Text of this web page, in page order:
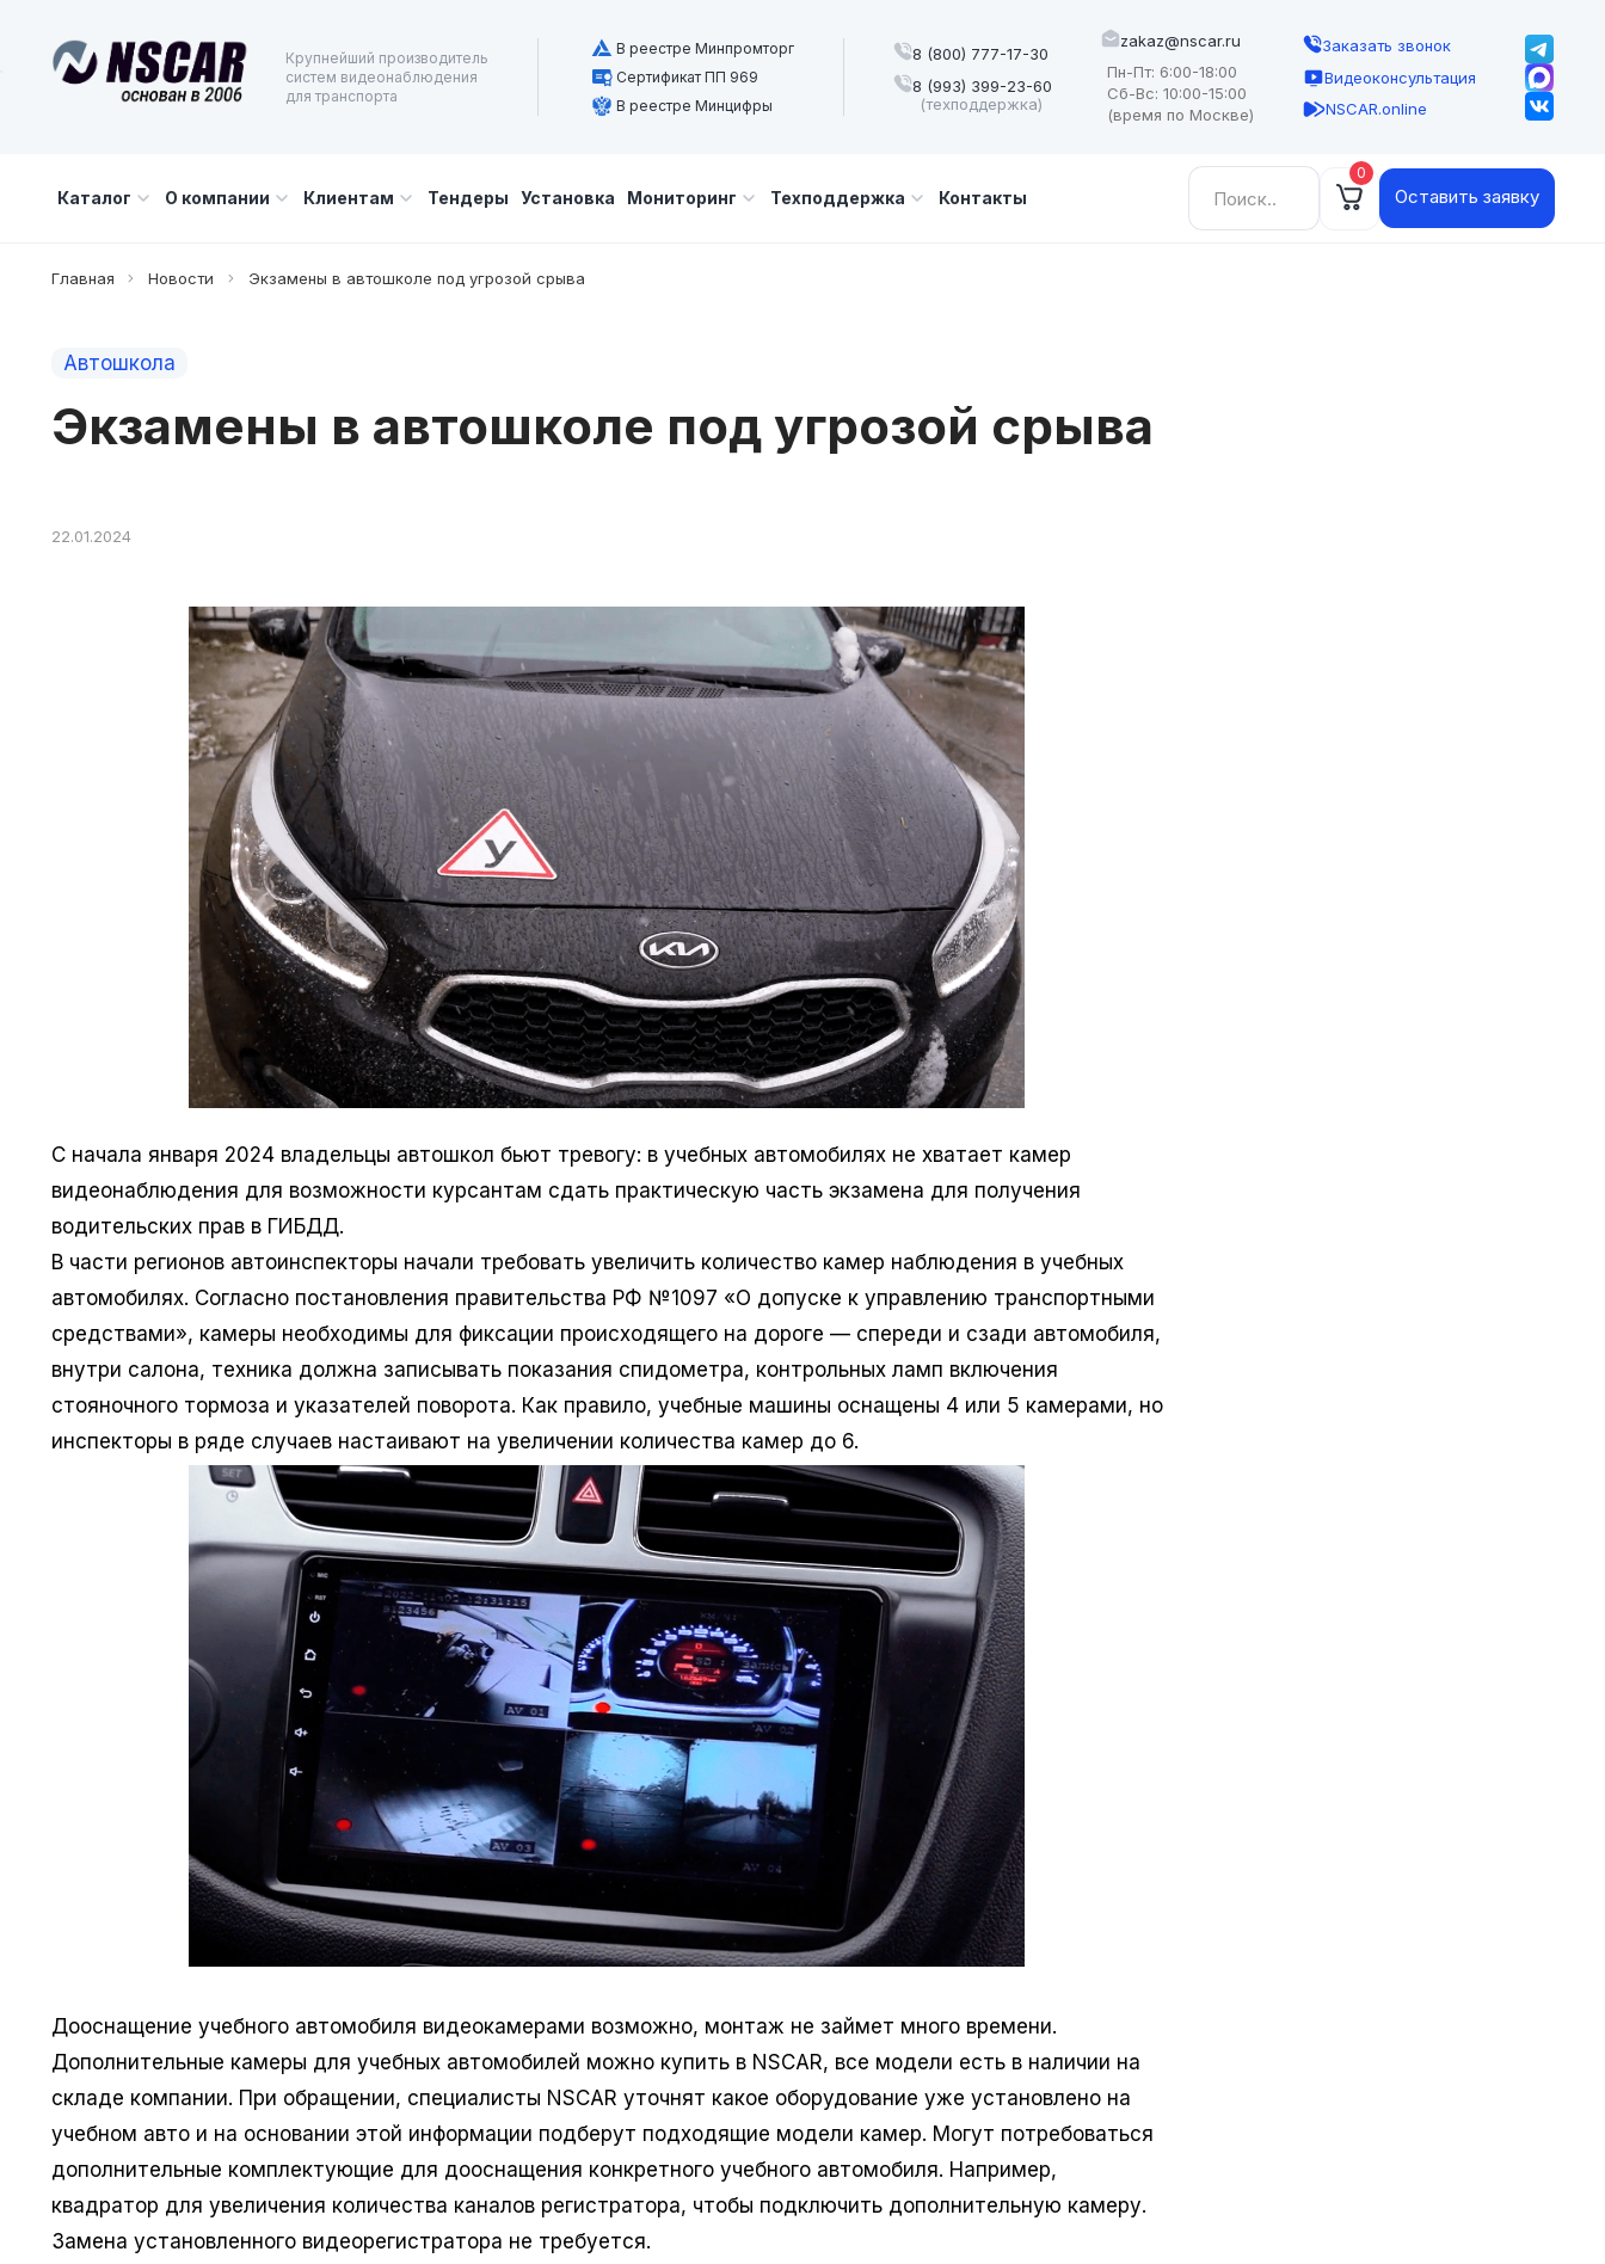
Крупнейший производитель
систем видеонаблюдения
для транспорта
В реестре Минпромторг
Сертификат ПП 969
В реестре Минцифры
8 (800) 777-17-30
8 (993) 399-23-60
(техподдержка)
zakaz@nscar.ru
Пн-Пт: 6:00-18:00
Сб-Вс: 10:00-15:00
(время по Москве)
Заказать звонок
Видеоконсультация
NSCAR.online
Каталог О компании Клиентам Тендеры Установка Мониторинг Техподдержка Контакты
Найти: 0
Оставить заявку
Главная Новости Экзамены в автошколе под угрозой срыва
Автошкола
Экзамены в автошколе под угрозой срыва
22.01.2024
С начала января 2024 владельцы автошкол бьют тревогу: в учебных автомобилях не хватает камер
видеонаблюдения для возможности курсантам сдать практическую часть экзамена для получения
водительских прав в ГИБДД.
В части регионов автоинспекторы начали требовать увеличить количество камер наблюдения в учебных
автомобилях. Согласно постановления правительства РФ №1097 «О допуске к управлению транспортными
средствами», камеры необходимы для фиксации происходящего на дороге — спереди и сзади автомобиля,
внутри салона, техника должна записывать показания спидометра, контрольных ламп включения
стояночного тормоза и указателей поворота. Как правило, учебные машины оснащены 4 или 5 камерами, но
инспекторы в ряде случаев настаивают на увеличении количества камер до 6.
Дооснащение учебного автомобиля видеокамерами возможно, монтаж не займет много времени.
Дополнительные камеры для учебных автомобилей можно купить в NSCAR, все модели есть в наличии на
складе компании. При обращении, специалисты NSCAR уточнят какое оборудование уже установлено на
учебном авто и на основании этой информации подберут подходящие модели камер. Могут потребоваться
дополнительные комплектующие для дооснащения конкретного учебного автомобиля. Например,
квадратор для увеличения количества каналов регистратора, чтобы подключить дополнительную камеру.
Замена установленного видеорегистратора не требуется.